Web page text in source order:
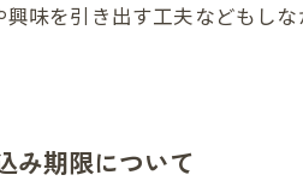
味を引き出す工夫などもし
み期限について